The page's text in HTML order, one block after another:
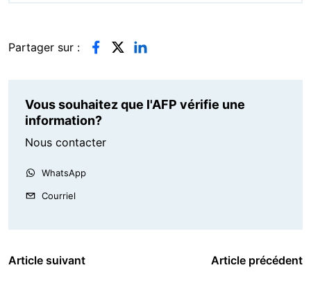
Partager sur :
Vous souhaitez que l'AFP vérifie une
information?
Nous contacter
WhatsApp
Courriel
Article suivant Article précédent